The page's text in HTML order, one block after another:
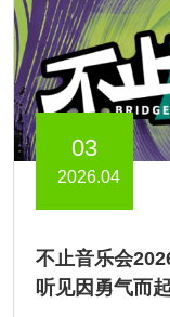
03
2026.04
不止音乐会
听见因勇气而